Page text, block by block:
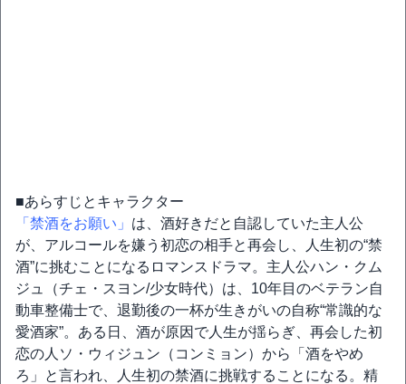
■あらすじとキャラクター
「禁酒をお願い」 は、酒好きだと自認していた主人公
が、アルコールを嫌う初恋の相手と再会し、人生初の“禁
酒”に挑むことになるロマンスドラマ。主人公ハン・クム
ジュ（チェ・スヨン/少女時代）は、10年目のベテラン自
動車整備士で、退勤後の一杯が生きがいの自称“常識的な
愛酒家”。ある日、酒が原因で人生が揺らぎ、再会した初
恋の人ソ・ウィジュン（コンミョン）から「酒をやめ
ろ」と言われ、人生初の禁酒に挑戦することになる。精